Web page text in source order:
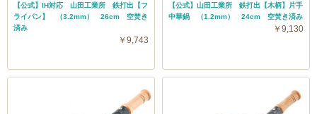
【公式】IH対応 山田工業所 鉄打出【フ
ライパン】 （3.2mm） 26cm 空焚き
済み
￥9,743
【公式】山田工業所 鉄打出【木柄】片手
中華鍋 （1.2mm） 24cm 空焚き済み
￥9,130